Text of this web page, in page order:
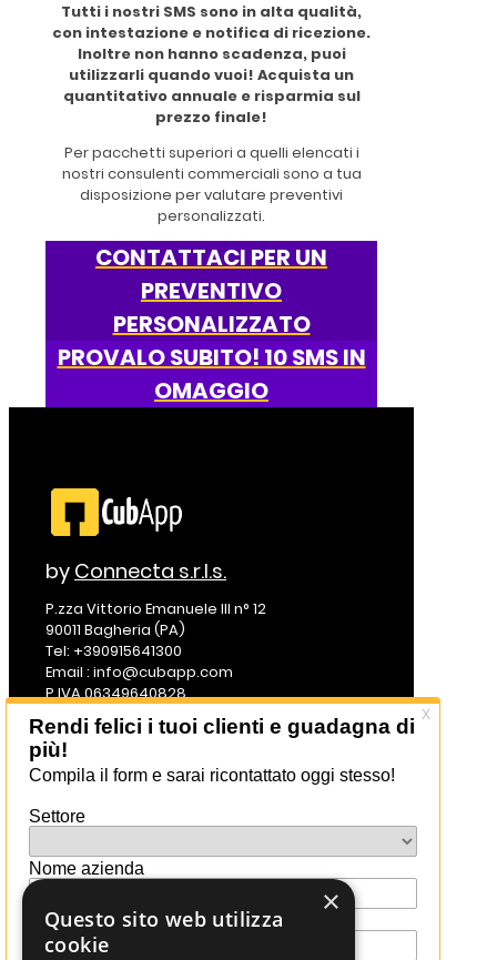
Tutti i nostri SMS sono in alta qualità,
con intestazione e notifica di ricezione.
Inoltre non hanno scadenza, puoi
utilizzarli quando vuoi! Acquista un
quantitativo annuale e risparmia sul
prezzo finale!
Per pacchetti superiori a quelli elencati i
nostri consulenti commerciali sono a tua
disposizione per valutare preventivi
personalizzati.
CONTATTACI PER UN
PREVENTIVO
PERSONALIZZATO
PROVALO SUBITO! 10 SMS IN
OMAGGIO
by Connecta s.r.l.s.
P.zza Vittorio Emanuele III n° 12
90011 Bagheria (PA)
Tel: +390915641300
Email : info@cubapp.com
P.IVA 06349640828
Powered by Connecta s.r.l.s.
Seguici su:
Termini d’uso
Privacy Policy
×
Questo sito web utilizza
cookie